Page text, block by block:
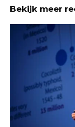
Bekijk meer